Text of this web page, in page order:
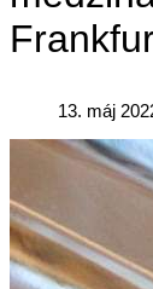
13. máj